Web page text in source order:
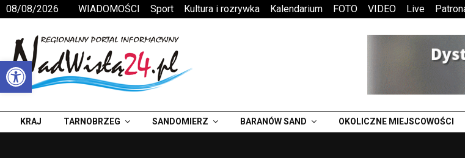
Otwórz pasek narzędzi
08/08/2026 WIADOMOŚCI Sport Kultura i rozrywka Kalendarium FOTO VIDEO Live
KRAJ TARNOBRZEG SANDOMIERZ BARANÓW SAND OKOLICZNE MIEJSCOWOŚCI